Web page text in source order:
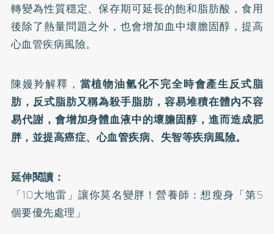
轉變為性質穩定、保存期可延長的飽和脂肪酸，食用
後除了熱量問題之外，也會增加血中壞膽固醇，提高
心血管疾病風險。
陳嫚羚解釋， 當植物油氫化不完全時會產生反式脂
肪，反式脂肪又稱為殺手脂肪，容易堆積在體內不容
易代謝，會增加身體血液中的壞膽固醇，進而造成肥
胖，並提高癌症、心血管疾病、失智等疾病風險。
延伸閱讀：
「10大地雷」讓你莫名變胖！營養師：想瘦身「第5
個要優先處理」